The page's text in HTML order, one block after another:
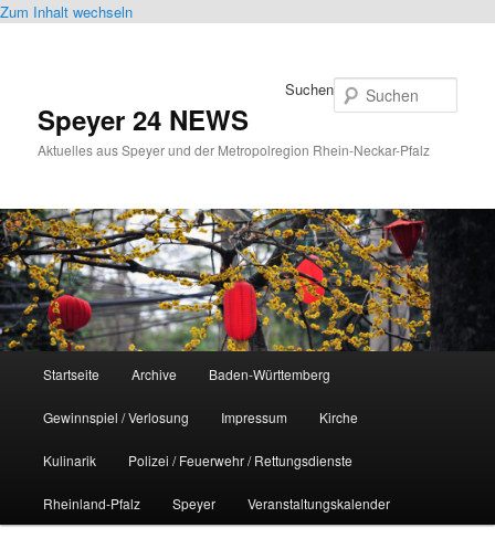
Zum Inhalt wechseln
Speyer 24 NEWS
Aktuelles aus Speyer und der Metropolregion Rhein-Neckar-Pfalz
Suchen
Startseite Archive Baden-Württemberg
Gewinnspiel / Verlosung Impressum Kirche
Kulinarik Polizei / Feuerwehr / Rettungsdienste
Rheinland-Pfalz Speyer Veranstaltungskalender